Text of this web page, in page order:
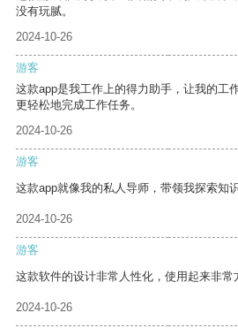
没有玩腻。
2024-10-26
游客
这款app是我工作上的得力助手，让我的工
更轻松地完成工作任务。
2024-10-26
游客
这款app就像我的私人导师，带领我探索知
2024-10-26
游客
这款软件的设计非常人性化，使用起来非常
2024-10-26